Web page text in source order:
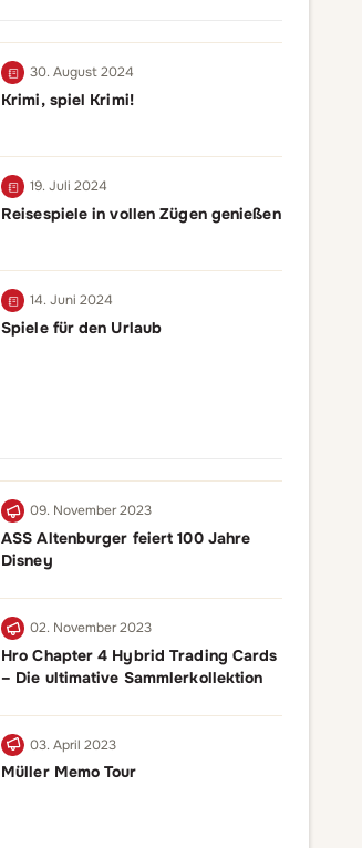
30. August 2024
Krimi, spiel Krimi!
19. Juli 2024
Reisespiele in vollen Zügen genießen
14. Juni 2024
Spiele für den Urlaub
09. November 2023
ASS Altenburger feiert 100 Jahre
Disney
02. November 2023
Hro Chapter 4 Hybrid Trading Cards
– Die ultimative Sammlerkollektion
03. April 2023
Müller Memo Tour